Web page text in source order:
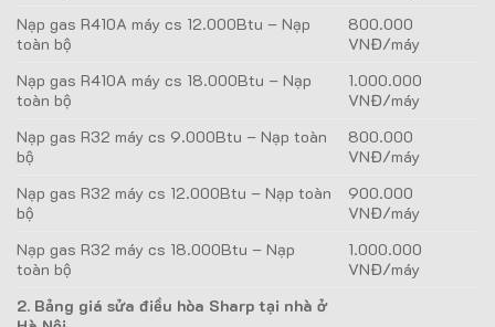
Nạp gas R410A máy cs 12.000Btu – Nạp
toàn bộ
800.000
VNĐ/máy
Nạp gas R410A máy cs 18.000Btu – Nạp
toàn bộ
1.000.000
VNĐ/máy
Nạp gas R32 máy cs 9.000Btu – Nạp toàn
bộ
800.000
VNĐ/máy
Nạp gas R32 máy cs 12.000Btu – Nạp toàn
bộ
900.000
VNĐ/máy
Nạp gas R32 máy cs 18.000Btu – Nạp
toàn bộ
1.000.000
VNĐ/máy
2. Bảng giá sửa điều hòa Sharp tại nhà ở